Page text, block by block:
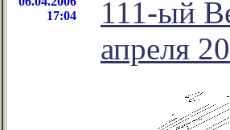
17:04
111-ый
апреля